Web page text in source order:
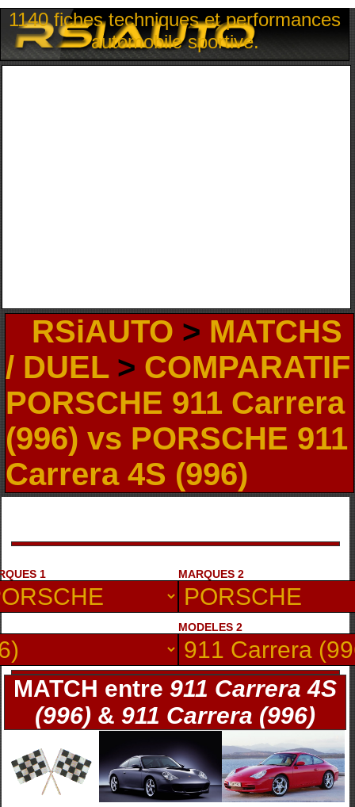
1140 fiches techniques et performances
automobile sportive.
RSiAUTO > MATCHS
/ DUEL> COMPARATIF
PORSCHE 911 Carrera
(996) vs PORSCHE 911
Carrera 4S (996)
1 MARQUES 2
MODELES 2
MATCH entre911 Carrera 4S
(996) &911 Carrera (996)